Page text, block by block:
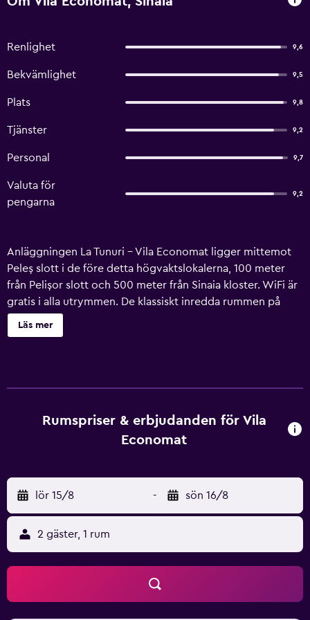
Renlighet 9,6
Bekvämlighet 9,5
Plats 9,8
Tjänster 9,2
Personal 9,7
Valuta för
pengarna
9,2
Anläggningen La Tunuri - Vila Economat ligger mittemot
Peleș slott i de före detta högvaktslokalerna, 100 meter
från Pelișor slott och 500 meter från Sinaia kloster. WiFi är
gratis i alla utrymmen. De klassiskt inredda rummen på
Complex La Tunuri - Vila Economat har minibar, platt-tv
och eget badrum. La Tunuri serverar internationella rätter
gratis. Sinaias linbana ligger 1 km bort och det är 3 km till
Läs mer
Rumspriser & erbjudanden för Vila
Economat
lör 15/8 - sön 16/8
2 gäster, 1 rum